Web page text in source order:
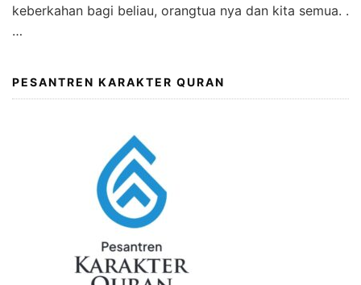
keberkahan bagi beliau, orangtua nya dan kita semua. .
…
PESANTREN KARAKTER QURAN